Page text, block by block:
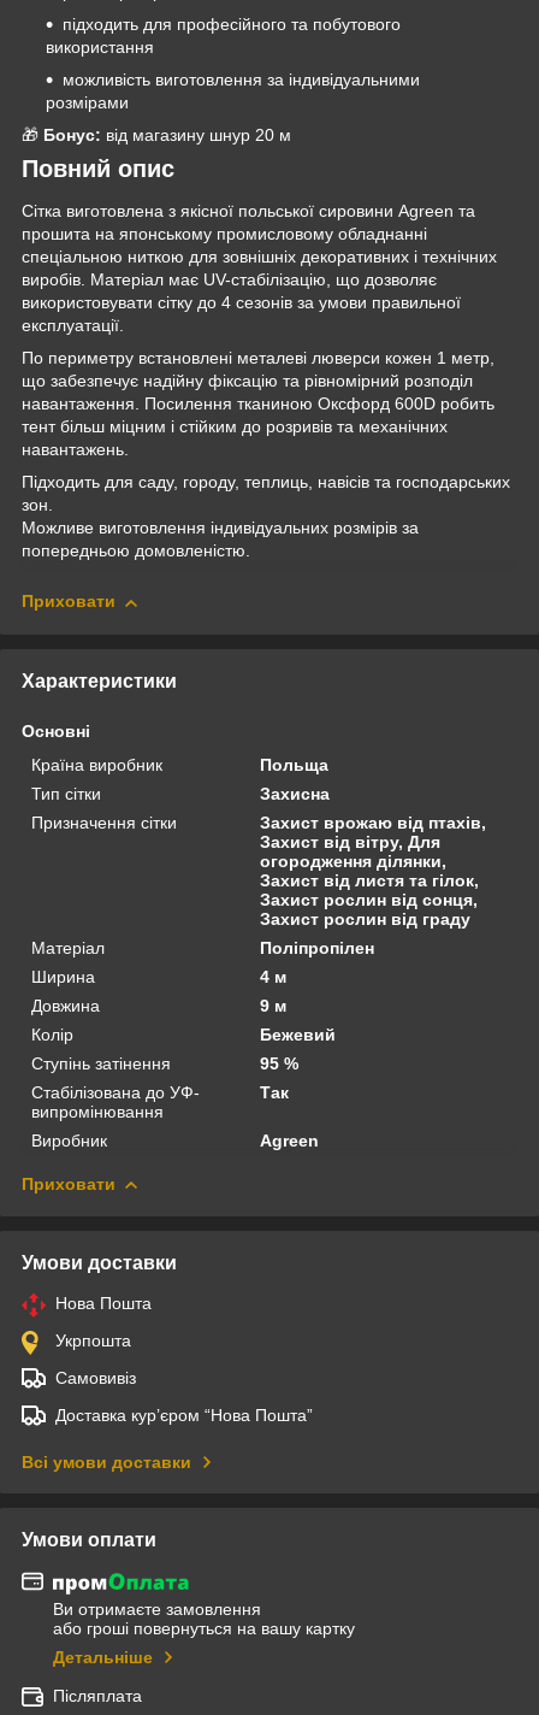
підходить для професійного та побутового
використання
можливість виготовлення за індивідуальними
розмірами
🎁 Бонус: від магазину шнур 20 м
Повний опис
Сітка виготовлена з якісної польської сировини Agreen та
прошита на японському промисловому обладнанні
спеціальною ниткою для зовнішніх декоративних і технічних
виробів. Матеріал має UV-стабілізацію, що дозволяє
використовувати сітку до 4 сезонів за умови правильної
експлуатації.
По периметру встановлені металеві люверси кожен 1 метр,
що забезпечує надійну фіксацію та рівномірний розподіл
навантаження. Посилення тканиною Оксфорд 600D робить
тент більш міцним і стійким до розривів та механічних
навантажень.
Підходить для саду, городу, теплиць, навісів та господарських
зон.
Можливе виготовлення індивідуальних розмірів за
попередньою домовленістю.
Приховати
Характеристики
Основні
Країна виробник
Польща
Тип сітки
Захисна
Призначення сітки
Захист врожаю від птахів,
Захист від вітру, Для
огородження ділянки,
Захист від листя та гілок,
Захист рослин від сонця,
Захист рослин від граду
Матеріал
Поліпропілен
Ширина
4 м
Довжина
9 м
Колір
Бежевий
Ступінь затінення
95 %
Стабілізована до УФ-
випромінювання
Так
Виробник Agreen
Приховати
Умови доставки
Нова Пошта
Укрпошта
Самовивіз
Доставка кур’єром “Нова Пошта”
Всі умови доставки
Умови оплати
Ви отримаєте замовлення
або гроші повернуться на вашу картку
Детальніше
Післяплата